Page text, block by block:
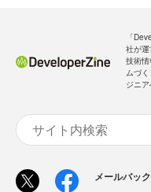
「
社が
技術
ムづ
ジニ
メールバッ